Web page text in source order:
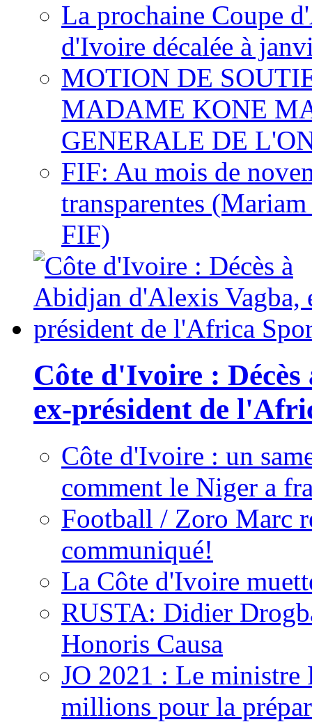
La prochaine Coupe
d'Ivoire décalée à
MOTION DE
MADAME KONE
GENERALE DE
FIF: Au mois de
transparentes
FIF)
Côte d'Ivoire :
ex-président de
Côte d'Ivoire : un
comment le Niger a
Football / Zoro Marc
communiqué!
La Côte d'Ivoire
RUSTA: Didier
Honoris Causa
JO 2021 : Le ministre
millions pour la